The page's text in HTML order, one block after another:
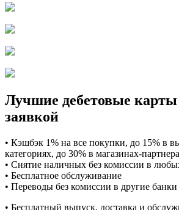
Лучшие дебетовые карты
заявкой
• Кэшбэк 1% на все покупки, до 15% в
категориях, до 30% в магазинах-
• Снятие наличных без комиссии в
• Бесплатное обслуживание
• Переводы без комиссии в другие
• Бесплатный выпуск, доставка и